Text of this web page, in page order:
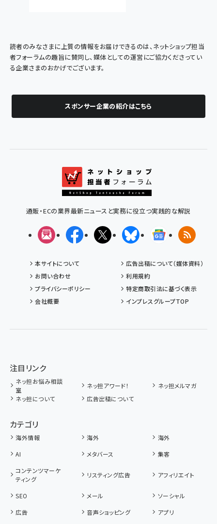
読者のみなさまに上質の情報をお届けできるのは、ネットショップ担当
者フォーラムの趣旨に賛同し、媒体としての運営にご協力くださってい
る企業さまのおかげでございます。
スポンサー企業の紹介はこちら
通販・ECの業界最新ニュースと実務に役立つ実践的な解説
メルマガFacebookX(エックス)BlueskyGoogleニュ
RSS
本サイトについて
広告出稿について（媒体資料）
お問い合わせ
利用規約
プライバシーポリシー
特定商取引法に基づく表示
会社概要
インプレスグループTOP
注目リンク
ネッ担お悩み相談
室
ネッ担アワード！
ネッ担メルマガ
ネッ担について
広告出稿について
カテゴリ
海外情報 海外
海外
AI
メタバース
集客
コンテンツマーケ
ティング
リスティング広告 アフィリエイト
SEO メール
ソーシャル
広告
音声ショッピング
アプリ